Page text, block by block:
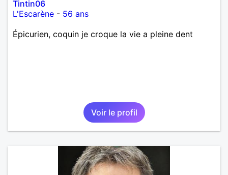
Tintin06
L'Escarène - 56 ans
Épicurien, coquin je croque la vie a pleine dent
Voir le profil